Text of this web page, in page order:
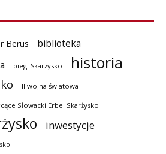
Berus
biblioteka
biegi Skarżysko historia
II wojna światowa
Słowacki Erbel Skarżysko
inwestycje